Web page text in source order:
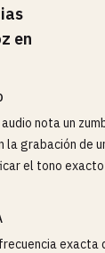
en
nota un
la grabación de
el tono
exacta